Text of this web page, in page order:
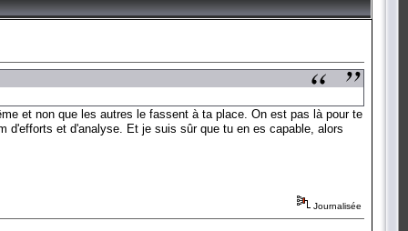
et non que les autres le fassent à ta place. On est pas là pour te
d'efforts et d'analyse. Et je suis sûr que tu en es capable, alors
Journalisée